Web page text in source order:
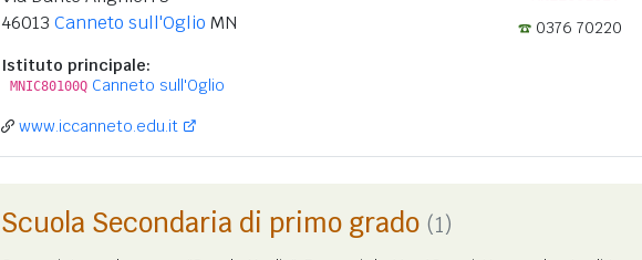
46013 Canneto sull'Oglio MN
Istituto principale:
MNIC80100Q Canneto sull'Oglio
0376 70220
www.iccanneto.edu.it
Scuola Secondaria di primo grado (1)